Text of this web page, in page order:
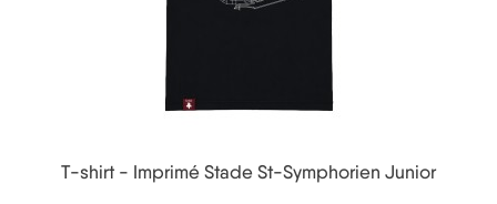
T-shirt - Imprimé Stade St-Symphorien Junior